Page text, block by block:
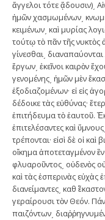
ἄγγελοι τότε ᾄδουσιν)͵
ἡμῶν χασμωμένων͵
κειμένων͵ καὶ μυρίας
τούτῳ τὸ πᾶν τῆς νυκτὸς
γίνεσθαι͵
ἔργων͵ ἐκεῖνοι καιρὸν
γενομένης͵ ἡμῶν μὲν
ἐξοδιαζομένων· εἰ εἰς
δέδοικε τὰς εὐθύνας·
ἐπιτήδευμα τὸ ἑαυτοῦ.
ἐπιτελέσαντες καὶ
τρέπονται· εἰσὶ δὲ οἱ
οἴκημα ἀποτεταγμένον
φλυαροῦντος͵ οὐδενὸς
καὶ τὰς ἑσπερινὰς εὐχὰς
διανείμαντες͵ καθ΄
γεραίρουσι τὸν Θεόν.
παιζόντων͵